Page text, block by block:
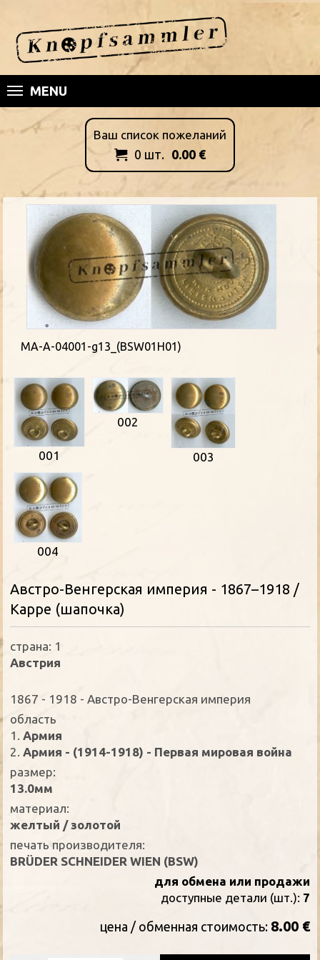
MENU
Ваш список пожеланий
 0 шт. 0.00 €
MA-A-04001-g13_(BSW01H01)
001
002
003
004
Австро-Венгерская империя - 1867–1918 /
Kappe (шапочка)
страна: 1
Австрия
1867 - 1918 - Австро-Венгерская империя
oбласть
1. Армия
2. Армия - (1914-1918) - Первая мировая война
размер:
13.0мм
материал:
желтый / золотой
печать производителя:
BRÜDER SCHNEIDER WIEN (BSW)
для обмена или продажи
доступные детали (шт.): 7
цена / oбменная стоимость: 8.00 €